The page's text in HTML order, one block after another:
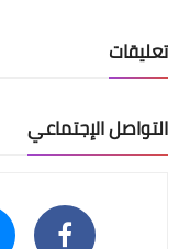
تعليقات
التواصل الإجتماعي